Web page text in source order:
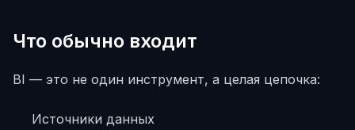
Что обычно входит
BI — это не один инструмент, а целая цепочка:
Источники данных